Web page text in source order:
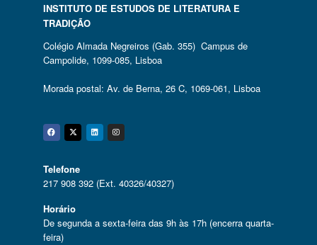
INSTITUTO DE ESTUDOS DE LITERATURA E
TRADIÇÃO
Colégio Almada Negreiros (Gab. 355) Campus de
Campolide, 1099-085, Lisboa
Morada postal: Av. de Berna, 26 C, 1069-061, Lisboa
Facebook
Twitter
Linkedin
Instagram
Telefone
217 908 392 (Ext. 40326/40327)
Horário
De segunda a sexta-feira das 9h às 17h (encerra quarta-
feira)